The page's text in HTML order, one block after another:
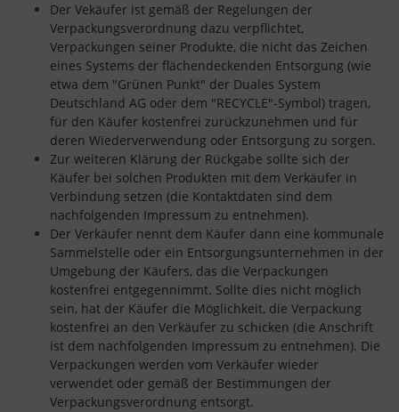
Der Vekäufer ist gemäß der Regelungen der
Verpackungsverordnung dazu verpflichtet,
Verpackungen seiner Produkte, die nicht das Zeichen
eines Systems der flächendeckenden Entsorgung (wie
etwa dem "Grünen Punkt" der Duales System
Deutschland AG oder dem "RECYCLE"-Symbol) tragen,
für den Käufer kostenfrei zurückzunehmen und für
deren Wiederverwendung oder Entsorgung zu sorgen.
Zur weiteren Klärung der Rückgabe sollte sich der
Käufer bei solchen Produkten mit dem Verkäufer in
Verbindung setzen (die Kontaktdaten sind dem
nachfolgenden Impressum zu entnehmen).
Der Verkäufer nennt dem Käufer dann eine kommunale
Sammelstelle oder ein Entsorgungsunternehmen in der
Umgebung der Käufers, das die Verpackungen
kostenfrei entgegennimmt. Sollte dies nicht möglich
sein, hat der Käufer die Möglichkeit, die Verpackung
kostenfrei an den Verkäufer zu schicken (die Anschrift
ist dem nachfolgenden Impressum zu entnehmen). Die
Verpackungen werden vom Verkäufer wieder
verwendet oder gemäß der Bestimmungen der
Verpackungsverordnung entsorgt.